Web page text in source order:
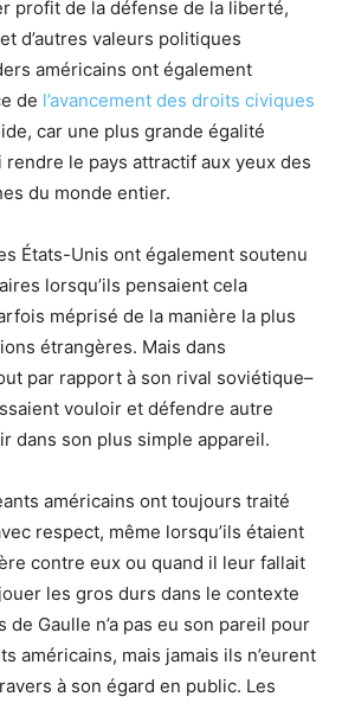
profit de la défense de la liberté,
d’autres valeurs politiques
américains ont également
de l’avancement des droits civiques
car une plus grande égalité
rendre le pays attractif aux yeux des
du monde entier.
États-Unis ont également soutenu
lorsqu’ils pensaient cela
méprisé de la manière la plus
étrangères. Mais dans
par rapport à son rival soviétique–
vouloir et défendre autre
dans son plus simple appareil.
américains ont toujours traité
respect, même lorsqu’ils étaient
contre eux ou quand il leur fallait
les gros durs dans le contexte
de Gaulle n’a pas eu son pareil pour
américains, mais jamais ils n’eurent
à son égard en public. Les